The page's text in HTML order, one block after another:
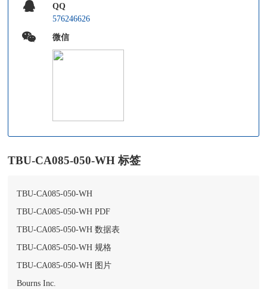
QQ
576246626
微信
TBU-CA085-050-WH 标签
TBU-CA085-050-WH
TBU-CA085-050-WH PDF
TBU-CA085-050-WH 数据表
TBU-CA085-050-WH 规格
TBU-CA085-050-WH 图片
Bourns Inc.